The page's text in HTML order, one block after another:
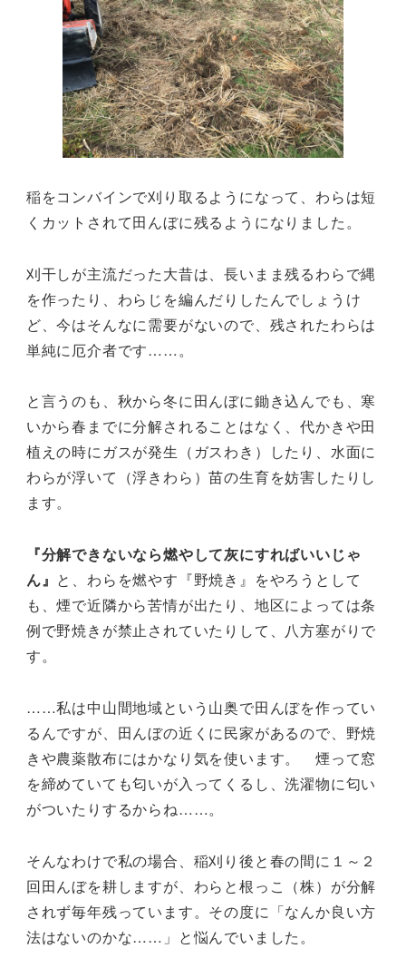
稲をコンバインで刈り取るようになって、わらは短
くカットされて田んぼに残るようになりました。
刈干しが主流だった大昔は、長いまま残るわらで縄
を作ったり、わらじを編んだりしたんでしょうけ
ど、今はそんなに需要がないので、残されたわらは
単純に厄介者です……。
と言うのも、秋から冬に田んぼに鋤き込んでも、寒
いから春までに分解されることはなく、代かきや田
植えの時にガスが発生（ガスわき）したり、水面に
わらが浮いて（浮きわら）苗の生育を妨害したりし
ます。
『分解できないなら燃やして灰にすればいいじゃ
ん』 と、わらを燃やす『野焼き』をやろうとして
も、煙で近隣から苦情が出たり、地区によっては条
例で野焼きが禁止されていたりして、八方塞がりで
す。
……私は中山間地域という山奥で田んぼを作ってい
るんですが、田んぼの近くに民家があるので、野焼
きや農薬散布にはかなり気を使います。 煙って窓
を締めていても匂いが入ってくるし、洗濯物に匂い
がついたりするからね……。
そんなわけで私の場合、稲刈り後と春の間に１～２
回田んぼを耕しますが、わらと根っこ（株）が分解
されず毎年残っています。その度に「なんか良い方
法はないのかな……」と悩んでいました。